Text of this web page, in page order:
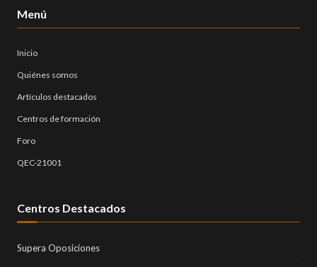
Menú
Inicio
Quiénes somos
Artículos destacados
Centros de formación
Foro
QEC-21001
Centros Destacados
Supera Oposiciones